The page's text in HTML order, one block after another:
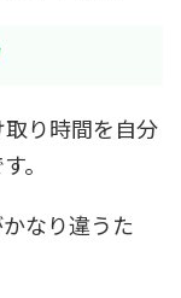
り時間を自分
。
なり違うた